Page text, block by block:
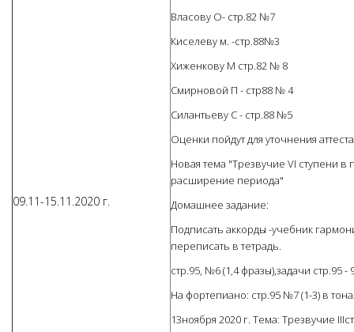
09.11-15.11.2020 г.
Власову О- стр.82 №7
Киселеву м. -стр.88№3
Хиженкову М стр.82 № 8
Смирновой П - стр88 № 4
Силантьеву С - стр.88 №5
Оценки пойдут для уточнения
Новая тема "Трезвучие VI ступени
расширение периода"
Домашнее задание:
Подписать аккорды -учебник
переписать в тетрадь.
стр.95, №6 (1,4 фразы),задачи стр.95
На фортепиано: стр.95 №7 (1-3) в
13ноября 2020 г. Тема: Трезвучие